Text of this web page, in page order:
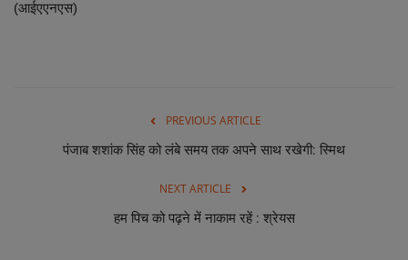
(आईएएनएस)
PREVIOUS ARTICLE
पंजाब शशांक सिंह को लंबे समय तक अपने साथ रखेगी: स्मिथ
NEXT ARTICLE
हम पिच को पढ़ने में नाकाम रहें : श्रेयस